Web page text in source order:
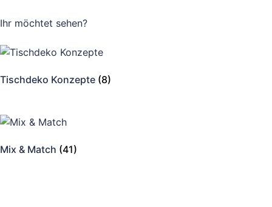
Ihr möchtet sehen?
Tischdeko Konzepte (8)
Mix & Match (41)